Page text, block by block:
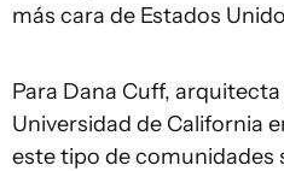
más cara de Estados
Para Dana Cuff,
Universidad de California
este tipo de comunidades